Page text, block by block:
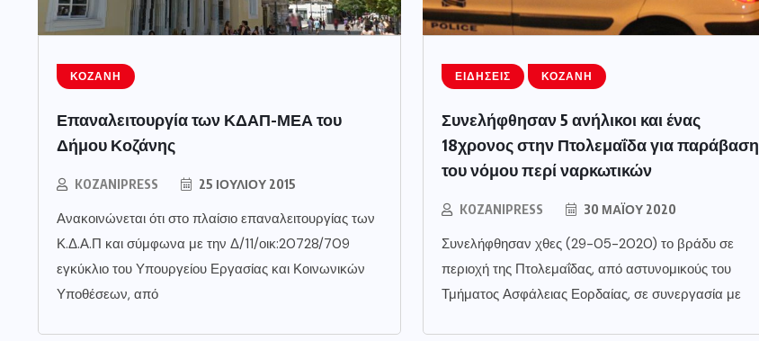
ΚΟΖΆΝΗ
Επαναλειτουργία των ΚΔΑΠ-ΜΕΑ του
Δήμου Κοζάνης
KOZANIPRESS 25 ΙΟΥΛΊΟΥ 2015
Ανακοινώνεται ότι στο πλαίσιο επαναλειτουργίας των
Κ.Δ.Α.Π και σύμφωνα με την Δ/11/οικ:20728/709
εγκύκλιο του Υπουργείου Εργασίας και Κοινωνικών
Υποθέσεων, από
ΕΙΔΉΣΕΙΣ ΚΟΖΆΝΗ
Συνελήφθησαν 5 ανήλικοι και ένας
18χρονος στην Πτολεμαΐδα για παράβαση
του νόμου περί ναρκωτικών
KOZANIPRESS 30 ΜΑΪ́ΟΥ 2020
Συνελήφθησαν χθες (29-05-2020) το βράδυ σε
περιοχή της Πτολεμαΐδας, από αστυνομικούς του
Τμήματος Ασφάλειας Εορδαίας, σε συνεργασία με